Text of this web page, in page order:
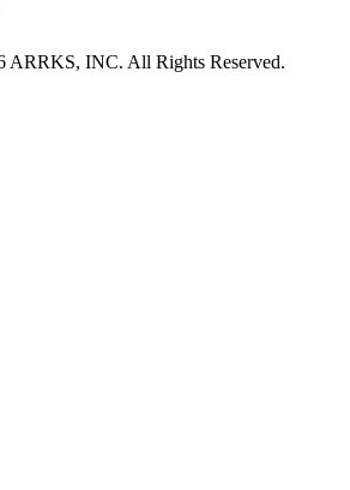
ARRKS, INC. All Rights Reserved.